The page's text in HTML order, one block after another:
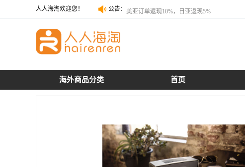
人人海淘欢迎您！ 公告： 美亚订单返现10%，日亚返现5%
海外商品分类 首页